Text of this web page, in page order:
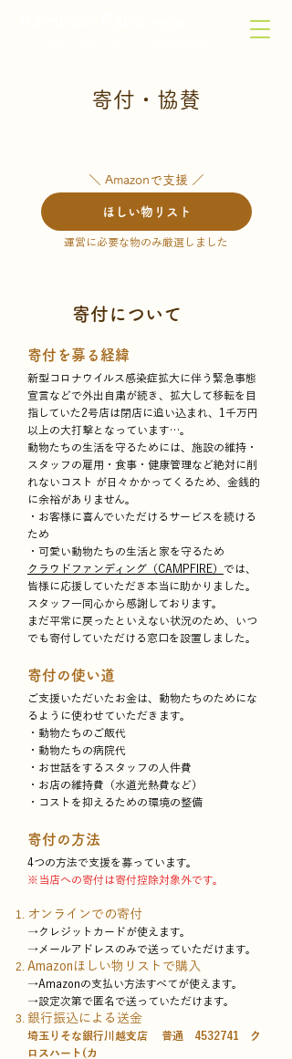
寄付・協賛
＼ Amazonで支援 ／
ほしい物リスト
運営に必要な物のみ厳選しました
寄付について
寄付を募る経緯
新型コロナウイルス感染症拡大に伴う緊急事態
宣言などで外出自粛が続き、拡大して移転を目
指していた2号店は閉店に追い込まれ、1千万円
以上の大打撃となっています…。
動物たちの生活を守るためには、施設の維持・
スタッフの雇用・食事・健康管理など絶対に削
れないコスト が日々かかってくるため、金銭的
に余裕がありません。
・お客様に喜んでいただけるサービスを続ける
ため
・可愛い動物たちの生活と家を守るため
クラウドファンディング（CAMPFIRE） では、
皆様に応援していただき本当に助かりました。
スタッフ一同心から感謝しております。
まだ平常に戻ったといえない状況のため、いつ
でも寄付していただける窓口を設置しました。
寄付の使い道
ご支援いただいたお金は、動物たちのためにな
るように使わせていただきます。
・動物たちのご飯代
・動物たちの病院代
・お世話をするスタッフの人件費
・お店の維持費（水道光熱費など）
・コストを抑えるための環境の整備
寄付の方法
4つの方法で支援を募っています。
※当店への寄付は寄付控除対象外です。
オンラインでの寄付
→クレジットカードが使えます。
→メールアドレスのみで送っていただけます。
Amazonほしい物リストで購入
→Amazonの支払い方法すべてが使えます。
→設定次第で匿名で送っていただけます。
銀行振込による送金
埼玉りそな銀行川越支店 普通 4532741
ク
ロスハート(カ